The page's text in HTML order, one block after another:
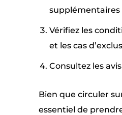
supplémentaires
Vérifiez les
et les cas
Consultez les
Bien que circuler
essentiel de